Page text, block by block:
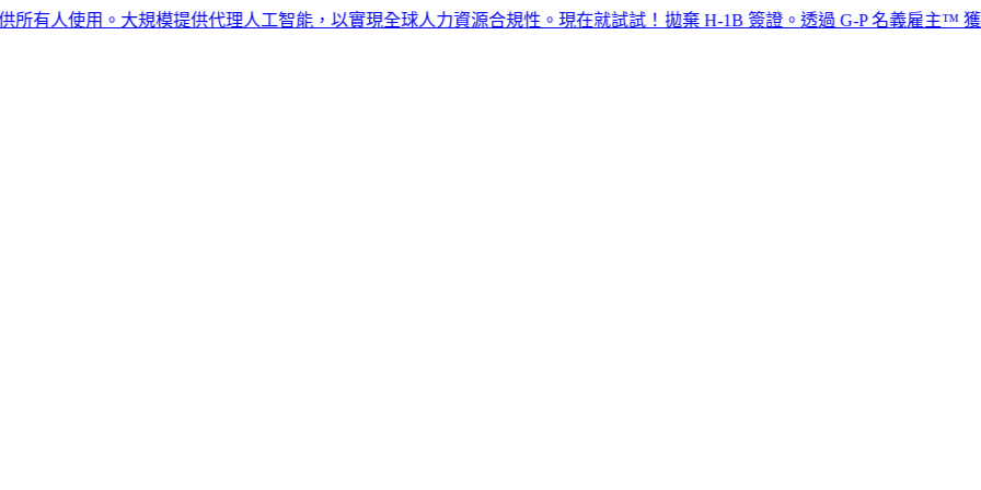
用。大規模提供代理人工智能，以實現全球人力資源合規性。現在就試試！​​拋棄 H-1B 簽證。透過 G-P 名義雇主™ 獲得頂尖